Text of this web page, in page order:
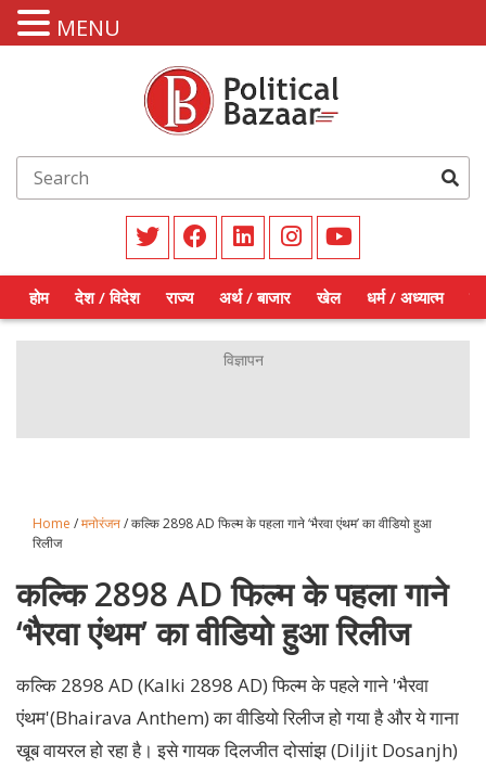
होम देश / विदेश राज्य अर्थ / बाजार खेल धर्म / अध्यात्म
Home /मनोरंजन/ कल्कि 2898 AD फिल्म के पहला गाने ‘भैरवा एंथम’ का वीडियो हुआ
रिलीज
कल्कि 2898 AD फिल्म के पहला गाने
‘भैरवा एंथम’ का वीडियो हुआ रिलीज
कल्कि 2898 AD (Kalki 2898 AD) फिल्म के पहले गाने 'भैरवा
एंथम'(Bhairava Anthem) का वीडियो रिलीज हो गया है और ये गाना
खूब वायरल हो रहा है। इसे गायक दिलजीत दोसांझ (Diljit Dosanjh)
MENU